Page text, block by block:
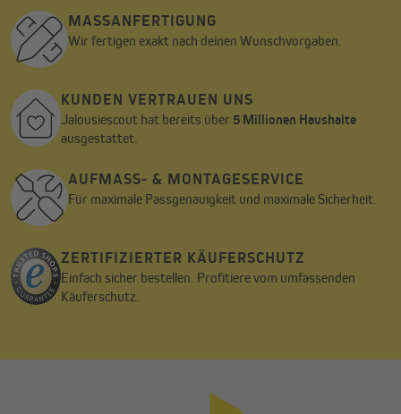
MASSANFERTIGUNG
Wir fertigen exakt nach deinen Wunschvorgaben.
KUNDEN VERTRAUEN UNS
Jalousiescout hat bereits über 5 Millionen Haushalte
ausgestattet.
AUFMASS- & MONTAGESERVICE
Für maximale Passgenauigkeit und maximale Sicherheit.
ZERTIFIZIERTER KÄUFERSCHUTZ
Einfach sicher bestellen. Profitiere vom umfassenden
Käuferschutz.